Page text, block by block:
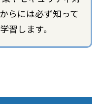
らには必ず知って
習します。